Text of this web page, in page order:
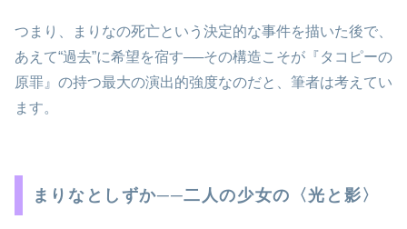
つまり、まりなの死亡という決定的な事件を描いた後で、
あえて“過去”に希望を宿す──その構造こそが『タコピーの
原罪』の持つ最大の演出的強度なのだと、筆者は考えてい
ます。
まりなとしずか──二人の少女の〈光と影〉